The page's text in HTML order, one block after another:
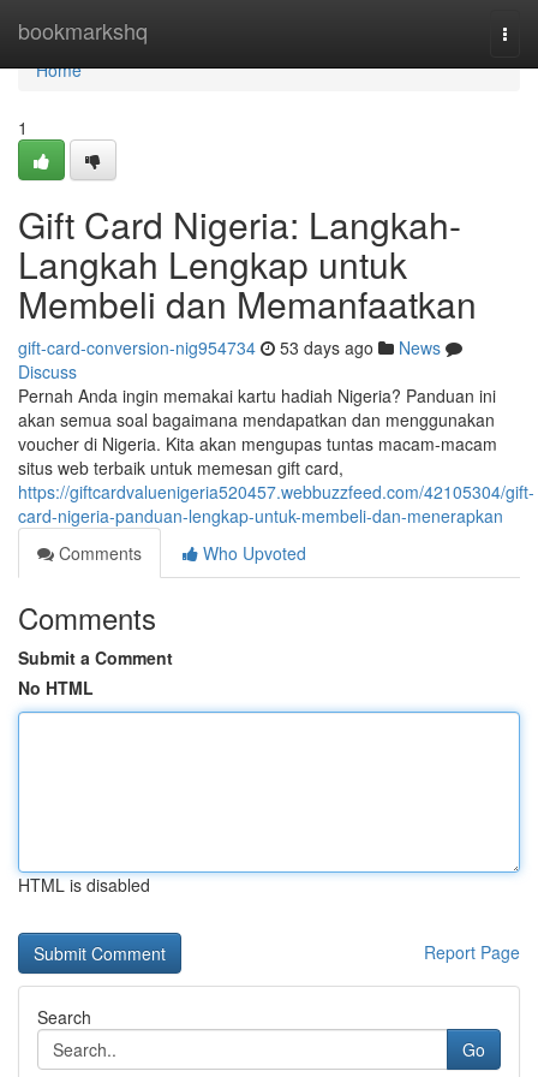
bookmarkshq
Home
Home
1
Gift Card Nigeria: Langkah-
Langkah Lengkap untuk
Membeli dan Memanfaatkan
gift-card-conversion-nig954734 53 days ago
News
Discuss
Pernah Anda ingin memakai kartu hadiah Nigeria? Panduan ini
akan semua soal bagaimana mendapatkan dan menggunakan
voucher di Nigeria. Kita akan mengupas tuntas macam-macam
situs web terbaik untuk memesan gift card,
https://giftcardvaluenigeria520457.webbuzzfeed.com/42105304/gift-
card-nigeria-panduan-lengkap-untuk-membeli-dan-menerapkan
Comments
Who Upvoted
Comments
Submit a Comment
No HTML
HTML is disabled
Report Page
Search
Go